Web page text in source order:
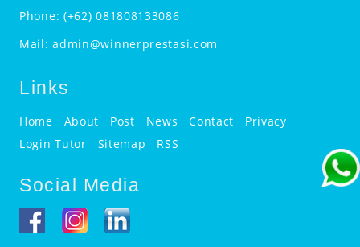
Phone: (+62) 081808133086
Mail:admin@winnerprestasi.com
Links
Home About Post News Contact
Privacy
Login Tutor
Sitemap RSS
Social Media